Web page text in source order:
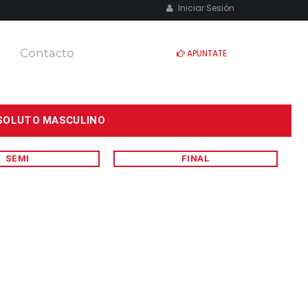
Iniciar Sesión
Contacto APUNTATE
MASCULINO
SEMI FINAL